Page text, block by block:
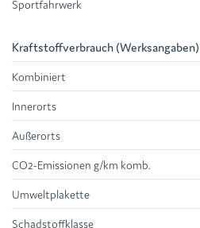
Sportfahrwerk
Kraftstoffverbrauch
Kombiniert
Innerorts
Außerorts
CO2-Emissionen g/km komb.
Umweltplakette
Schadstoffklasse